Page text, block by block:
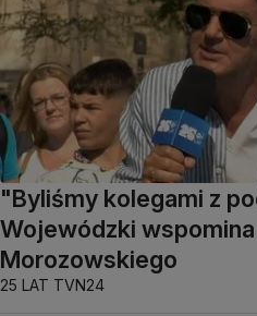
"Byliśmy kolegami z
Wojewódzki
Morozowskiego
25 LAT TVN24